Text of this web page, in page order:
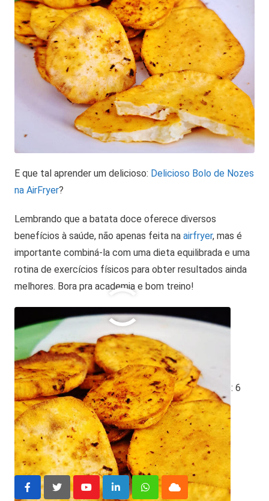
E que tal aprender um delicioso: Delicioso Bolo de Nozes
na AirFryer?
Lembrando que a batata doce oferece diversos
benefícios à saúde, não apenas feita na airfryer, mas é
importante combiná-la com uma dieta equilibrada e uma
rotina de exercícios físicos para obter resultados ainda
melhores. Bora pra academia e bom treino!
O que você achou disso?
Clique nas estrelas
Média da classificação3.8/ 5. Número de votos: 6
batata doce batata doce na airfryer
YoutubeLinkedInWhatsappCloud